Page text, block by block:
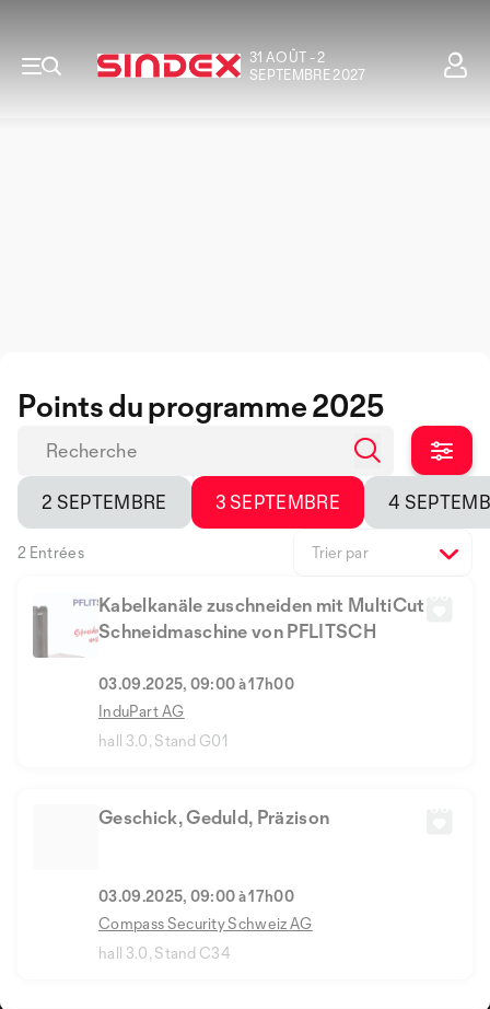
31 AOÛT - 2
SEPTEMBRE 2027
Points du programme 2025
2 SEPTEMBRE 3 SEPTEMBRE 4
2 Entrées Trier par
Kabelkanäle zuschneiden mit MultiCut
Schneidmaschine von PFLITSCH
03.09.2025, 09:00 à 17h00
InduPart AG
hall 3.0, Stand G01
Geschick, Geduld, Präzison
03.09.2025, 09:00 à 17h00
Compass Security Schweiz AG
hall 3.0, Stand C34